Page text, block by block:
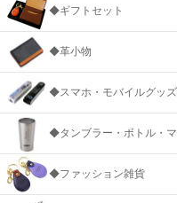
◆ギフトセット
◆革小物
◆スマホ・モバイルグッズ
◆タンブラー・ボトル・
◆ファッション雑貨